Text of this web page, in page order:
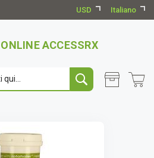
USD Italiano
ACCESSRX